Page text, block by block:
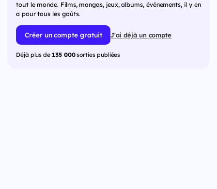
tout le monde. Films, mangas, jeux, albums, événements, il y en
a pour tous les goûts.
Créer un compte gratuit J'ai déjà un compte
Déjà plus de 135 000sorties publiées